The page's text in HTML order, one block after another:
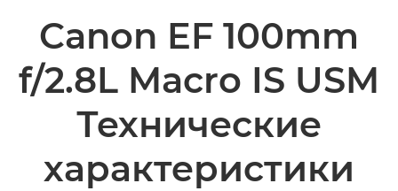
Canon EF 100mm
f/2.8L Macro IS USM
Технические
характеристики